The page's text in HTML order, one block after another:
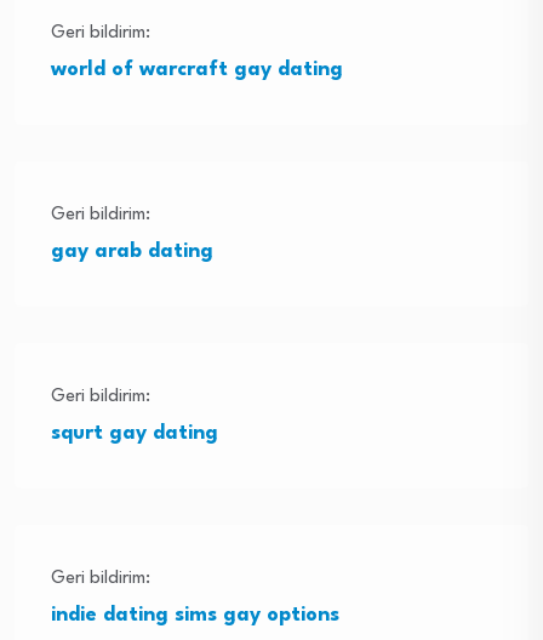
Geri bildirim:
world of warcraft gay dating
Geri bildirim:
gay arab dating
Geri bildirim:
squrt gay dating
Geri bildirim:
indie dating sims gay options